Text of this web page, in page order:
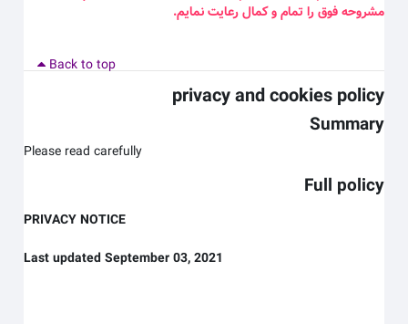
مشروحه فوق را تمام و کمال رعایت نمایم.
Back to top
privacy and cookies policy
Summary
Please read carefully
Full policy
PRIVACY NOTICE
Last updated September 03, 2021